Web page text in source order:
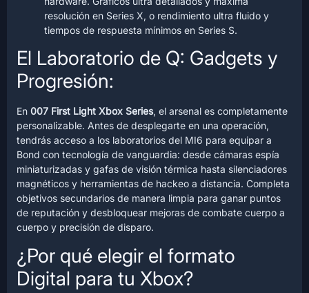
resolución en Series X, o rendimiento ultra fluido y
tiempos de respuesta mínimos en Series S.
El Laboratorio de Q: Gadgets y
Progresión:
En 007 First Light Xbox Series, el arsenal es completamente
personalizable. Antes de desplegarte en una operación,
tendrás acceso a los laboratorios del MI6 para equipar a
Bond con tecnología de vanguardia: desde cámaras espía
miniaturizadas y gafas de visión térmica hasta silenciadores
magnéticos y herramientas de hackeo a distancia. Completa
objetivos secundarios de manera limpia para ganar puntos
de reputación y desbloquear mejoras de combate cuerpo a
cuerpo y precisión de disparo.
¿Por qué elegir el formato
Digital para tu Xbox?